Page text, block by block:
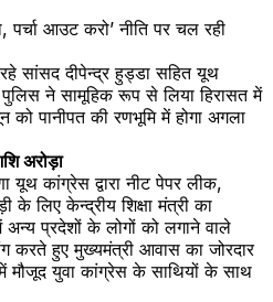
पर्चा आउट करो’ नीति पर चल रही
सांसद दीपेन्द्र हुड्डा सहित यूथ
ने सामूहिक रूप से लिया हिरासत में
पानीपत की रणभूमि में होगा अगला
अरोड़ा
यूथ कांग्रेस द्वारा नीट पेपर लीक,
के लिए केन्द्रीय शिक्षा मंत्री का
अन्य प्रदेशों के लोगों को लगाने वाले
करते हुए मुख्यमंत्री आवास का जोरदार
मौजूद युवा कांग्रेस के साथियों के साथ